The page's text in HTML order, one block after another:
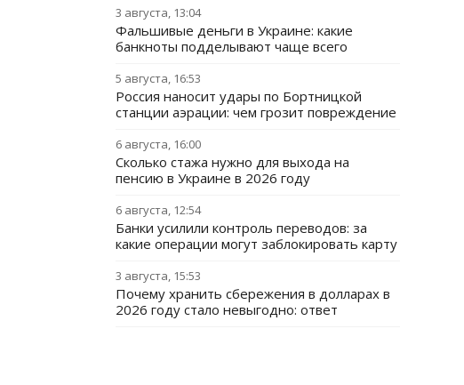
3 августа, 13:04
Фальшивые деньги в Украине: какие
банкноты подделывают чаще всего
5 августа, 16:53
Россия наносит удары по Бортницкой
станции аэрации: чем грозит повреждение
6 августа, 16:00
Сколько стажа нужно для выхода на
пенсию в Украине в 2026 году
6 августа, 12:54
Банки усилили контроль переводов: за
какие операции могут заблокировать карту
3 августа, 15:53
Почему хранить сбережения в долларах в
2026 году стало невыгодно: ответ